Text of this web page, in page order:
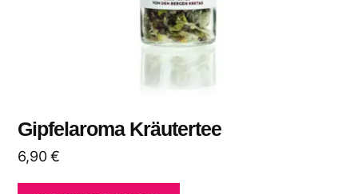
Gipfelaroma Kräutertee
6,90€